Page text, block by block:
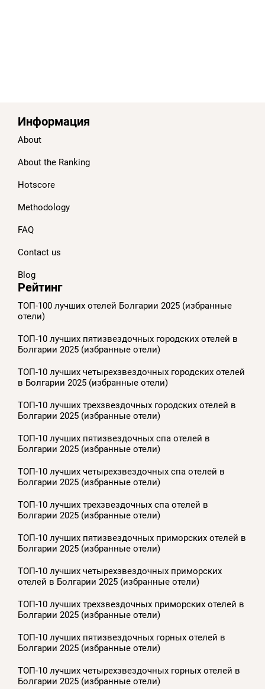
Информация
About
About the Ranking
Hotscore
Methodology
FAQ
Contact us
Blog
Рейтинг
ТОП-100 лучших отелей Болгарии 2025 (избранные
отели)
ТОП-10 лучших пятизвездочных городских отелей в
Болгарии 2025 (избранные отели)
ТОП-10 лучших четырехзвездочных городских отелей
в Болгарии 2025 (избранные отели)
ТОП-10 лучших трехзвездочных городских отелей в
Болгарии 2025 (избранные отели)
ТОП-10 лучших пятизвездочных спа отелей в
Болгарии 2025 (избранные отели)
ТОП-10 лучших четырехзвездочных спа отелей в
Болгарии 2025 (избранные отели)
ТОП-10 лучших трехзвездочных спа отелей в
Болгарии 2025 (избранные отели)
ТОП-10 лучших пятизвездочных приморских отелей в
Болгарии 2025 (избранные отели)
ТОП-10 лучших четырехзвездочных приморских
отелей в Болгарии 2025 (избранные отели)
ТОП-10 лучших трехзвездочных приморских отелей в
Болгарии 2025 (избранные отели)
ТОП-10 лучших пятизвездочных горных отелей в
Болгарии 2025 (избранные отели)
ТОП-10 лучших четырехзвездочных горных отелей в
Болгарии 2025 (избранные отели)